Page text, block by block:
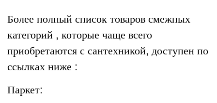
Более полный список товаров смежных
категорий , которые чаще всего
приобретаются с сантехникой, доступен по
ссылках ниже :
Паркет: